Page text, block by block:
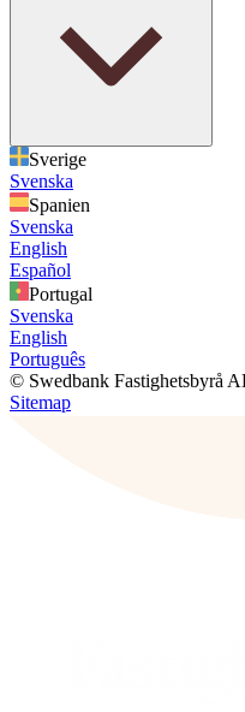
Sverige
Svenska
Spanien
Svenska
English
Español
Portugal
Svenska
English
Português
© Swedbank Fastighetsbyrå
Sitemap